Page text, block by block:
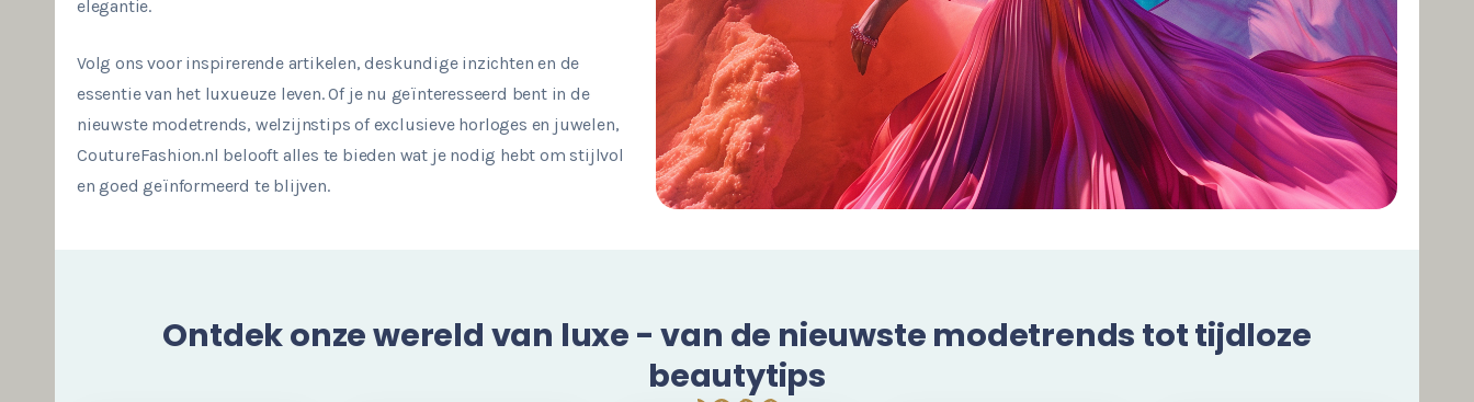
elegantie.
Volg ons voor inspirerende artikelen, deskundige inzichten en de
essentie van het luxueuze leven. Of je nu geïnteresseerd bent in de
nieuwste modetrends, welzijnstips of exclusieve horloges en juwelen,
CoutureFashion.nl belooft alles te bieden wat je nodig hebt om stijlvol
en goed geïnformeerd te blijven.
Ontdek onze wereld van luxe - van de nieuwste modetrends tot tijdloze
beautytips